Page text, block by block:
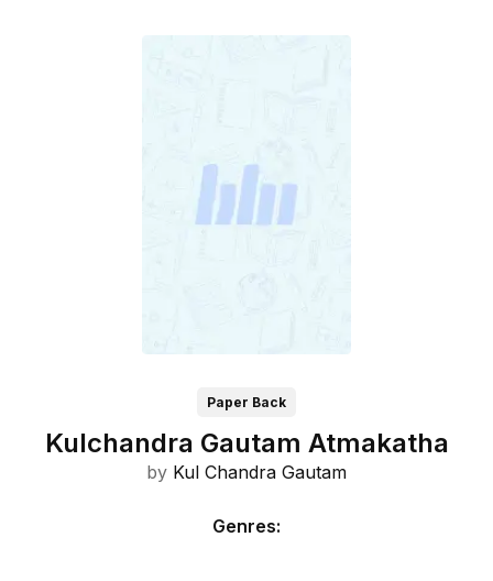
Paper Back
Kulchandra Gautam Atmakatha
by Kul Chandra Gautam
Genres: